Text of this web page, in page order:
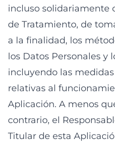
incluso solidariamente
de Tratamiento, de
a la finalidad, los
los Datos Personales y
incluyendo las
relativas al
Aplicación. A menos
contrario, el
Titular de esta